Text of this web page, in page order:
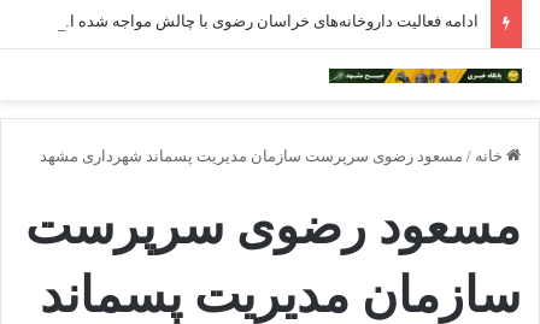
ادامه فعالیت داروخانه‌های خراسان رضوی با چالش مواجه شده است
خانه / مسعود رضوی سرپرست سازمان مدیریت پسماند شهرداری مشهد
مسعود رضوی سرپرست
سازمان مدیریت پسماند